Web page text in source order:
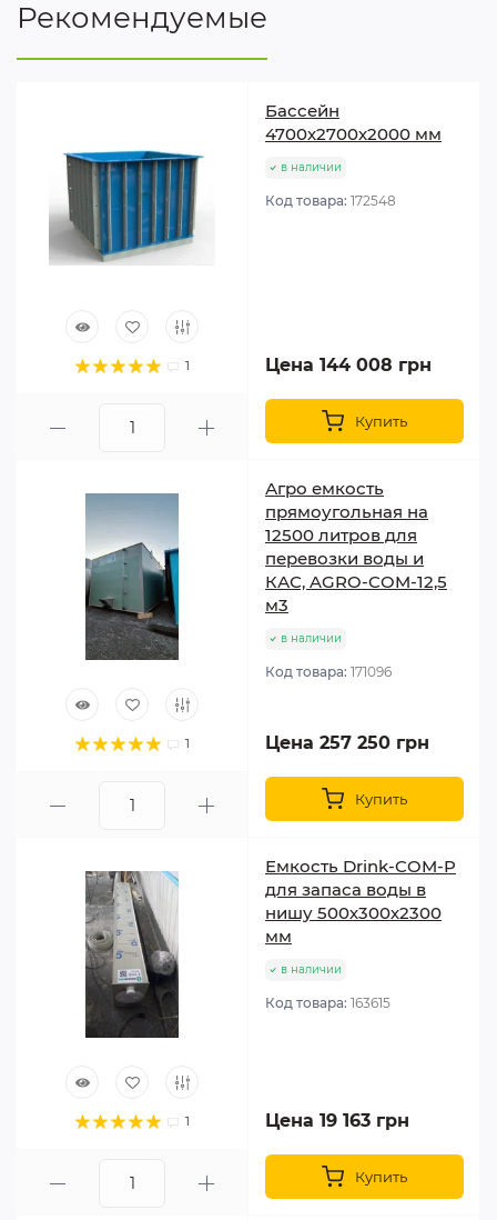
Рекомендуемые
1
Басcейн
4700х2700х2000 мм
в наличии
Код товара: 172548
Цена 144 008 грн
Купить
1
Агро емкость
прямоугольная на
12500 литров для
перевозки воды и
КАС, AGRO-COM-12,5
м3
в наличии
Код товара: 171096
Цена 257 250 грн
Купить
1
Емкость Drink-COM-P
для запаса воды в
нишу 500х300х2300
мм
в наличии
Код товара: 163615
Цена 19 163 грн
Купить